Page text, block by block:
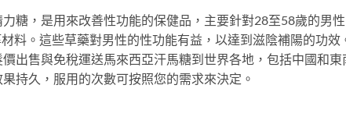
糖，是用來改善性功能的保健品，主要針對28至58歲的男
料。這些草藥對男性的性功能有益，以達到滋陰補陽的功
出售與免稅運送馬來西亞汗馬糖到世界各地，包括中國和
持久，服用的次數可按照您的需求來決定。